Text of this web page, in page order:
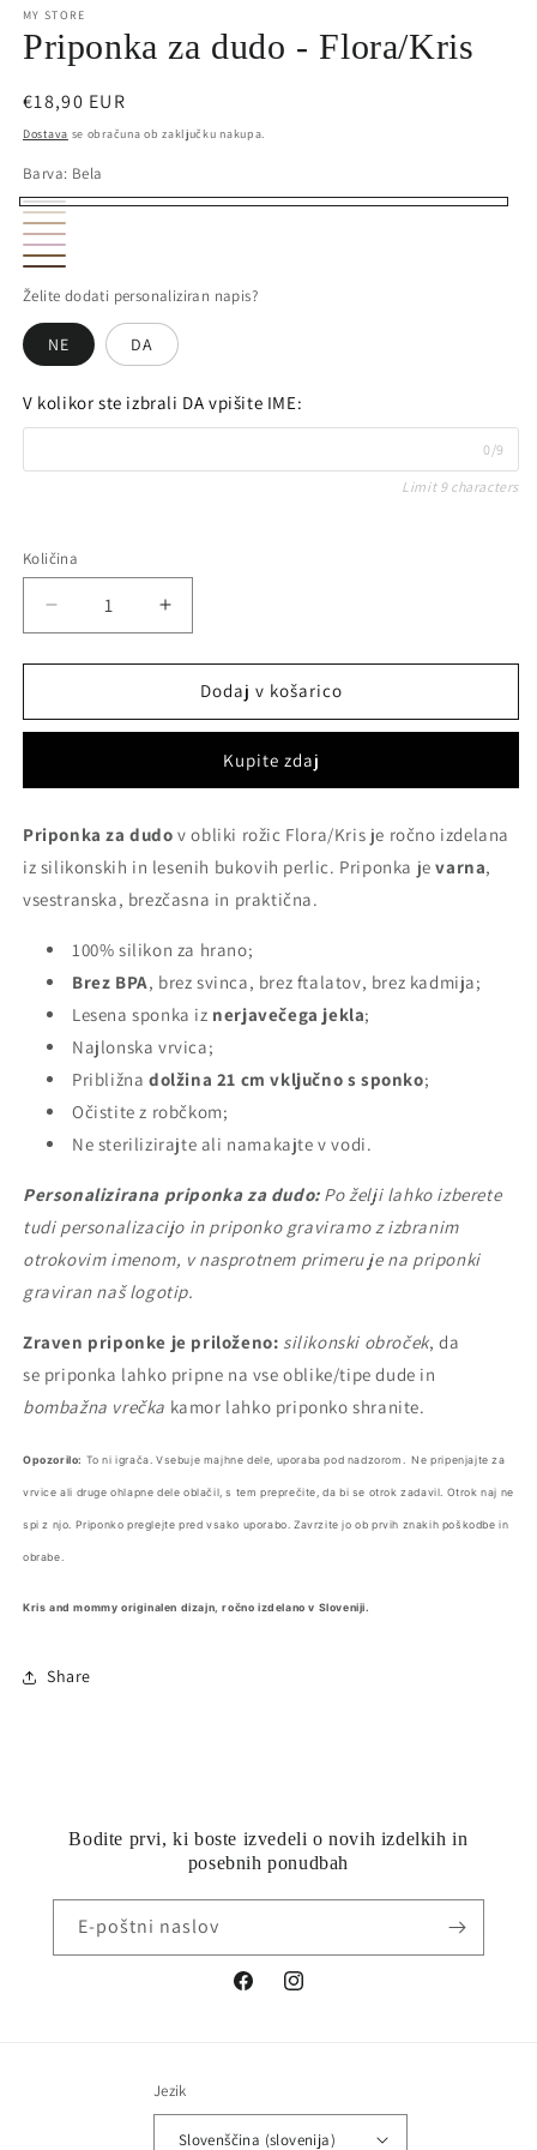
modalnem
načinu
MY STORE
Priponka za dudo - Flora/Kris
Redna
cena
€18,90 EUR
Dostava se obračuna ob zaključku nakupa.
Barva: Bela
Bela
Krem
Bež
Umazano
Rooza
Rjava
Želite dodati personaliziran napis?
NE DA
V kolikor ste izbrali DA vpišite IME:
0/9
Limit 9 characters
Količina
Količina
Pomanjšaš
količino
za
Priponka
-
Povečaj
količino
za
izdelek
Priponka
-
Dodaj v košarico
Kupite zdaj
Priponka za dudo v obliki rožic Flora/Kris je ročno izdelana
iz silikonskih in lesenih bukovih perlic. Priponka jevarna,
vsestranska, brezčasna in praktična.
100% silikon za hrano;
Brez BPA, brez svinca, brez ftalatov, brez kadmija;
Lesena sponka iz nerjavečega jekla;
Najlonska vrvica;
Približna dolžina 21 cm vključno s sponko;
Očistite z robčkom;
Ne sterilizirajte ali namakajte v vodi.
Personalizirana priponka za dudo:Po želji lahko izberete
tudi personalizacijo in priponko graviramo z izbranim
otrokovim imenom, v nasprotnem primeru je na priponki
graviran naš logotip.
Zraven priponke je priloženo: silikonski obroček, da
se priponka lahko pripne na vse oblike/tipe dude in
bombažna vrečka kamor lahko priponko shranite.
Opozorilo: To ni igrača.Vsebuje majhne dele, uporaba pod nadzorom. Ne pripenjajte za
vrvice ali druge ohlapne dele oblačil, s tem preprečite, da bi se otrok zadavil. Otrok naj ne
spi z njo. Priponko preglejte pred vsako uporabo. Zavrzite jo ob prvih znakih poškodbe in
obrabe.
Kris and mommy originalen dizajn, ročno izdelano v Sloveniji.
Share
Bodite prvi, ki boste izvedeli o novih izdelkih in
posebnih ponudbah
E-poštni naslov
FacebookInstagram
Jezik
Slovenščina (slovenija)